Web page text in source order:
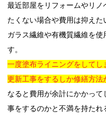
最近部屋をリフォームやリ
たくない場合や費用は抑え
ガラス繊維や有機質繊維を
す。
一度塗布ライニングをして
更新工事をするしか修繕方法
なると費用が余計にかかっ
事をするのかと不満を持たれ